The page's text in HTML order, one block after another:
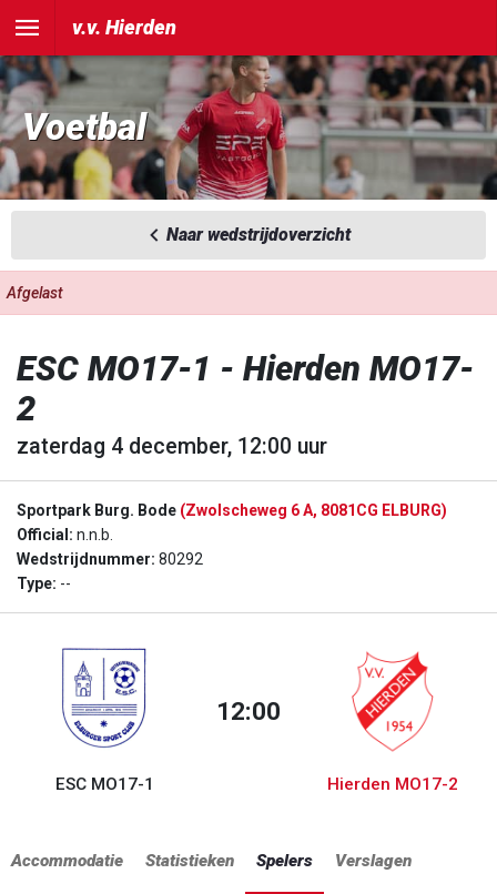
v.v. Hierden
Voetbal
Naar wedstrijdoverzicht
Afgelast
ESC MO17-1 - Hierden MO17-
2
zaterdag 4 december, 12:00 uur
Sportpark Burg. Bode (Zwolscheweg 6 A, 8081CG ELBURG)
Official: n.n.b.
Wedstrijdnummer: 80292
Type: --
ESC MO17-1
12:00
Hierden MO17-2
Accommodatie Statistieken Spelers Verslagen